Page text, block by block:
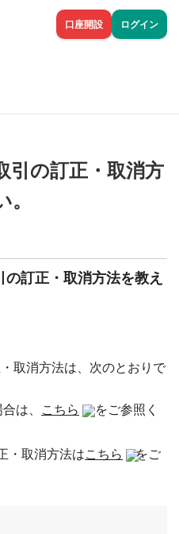
口座開設 ログイン
引の訂正・取消方
訂正・取消方法を教え
取消方法は、次のとおりで
は、 こちら
をご参照く
・取消方法はこちら
をご